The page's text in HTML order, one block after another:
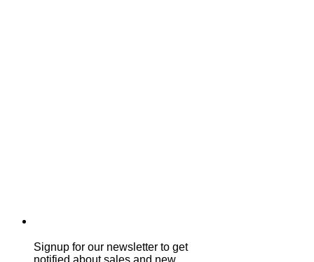
Signup for our newsletter to get
notified about sales and new